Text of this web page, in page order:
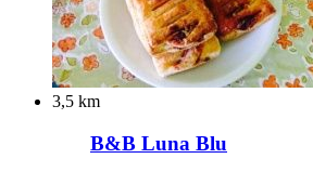
3,5 km
B&B Luna Blu